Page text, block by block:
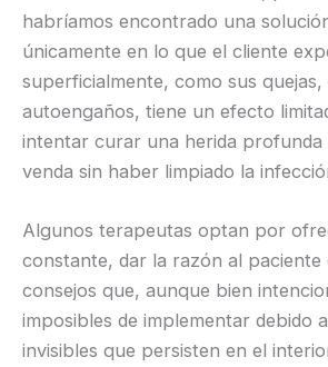
habríamos encontrado una
únicamente en lo que el cliente
superficialmente, como sus
autoengaños, tiene un efecto
intentar curar una herida profunda
venda sin haber limpiado la
Algunos terapeutas optan por
constante, dar la razón al
consejos que, aunque bien
imposibles de implementar debido
invisibles que persisten en el